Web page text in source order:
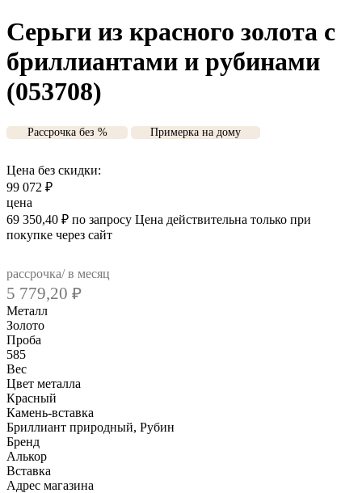
Серьги из красного золота с
бриллиантами и рубинами
(053708)
Рассрочка без % Примерка на дому
Цена без скидки:
99 072 ₽
цена
69 350,40 ₽ по запросу Цена действительна только при
покупке через сайт
рассрочка/ в месяц
5 779,20 ₽
Металл
Золото
Проба
585
Вес
Цвет металла
Красный
Камень-вставка
Бриллиант природный, Рубин
Бренд
Алькор
Вcтавка
Адрес магазина